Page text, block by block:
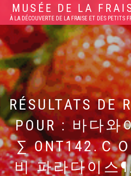
MUSÉE DE LA
À LA DÉCOUVERTE DE LA FRAISE ET DES PETITS
RÉSULTATS DE
POUR :바다와
∑ ONT142.Ｃ
비 파라다이스